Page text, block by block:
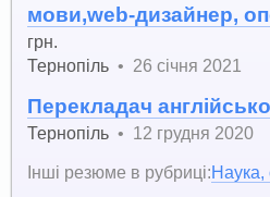
мови,web-дизайнер,
грн.
Тернопіль • 26 січня 2021
Перекладач
Тернопіль • 12 грудня 2020
Інші резюме в рубриці:Наука,